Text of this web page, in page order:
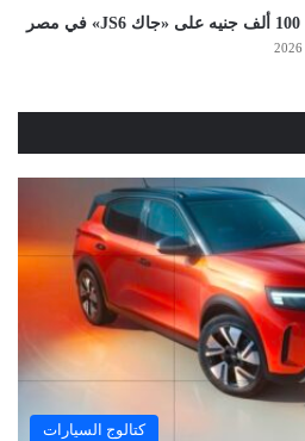
كتالوج السيارات